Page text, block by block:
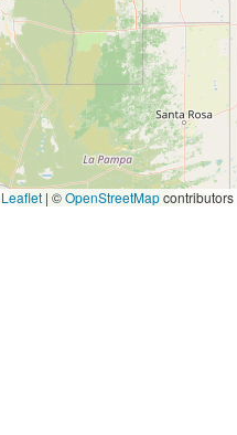
Leaflet | ©OpenStreetMapcontributors